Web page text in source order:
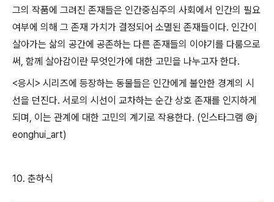
그의 작품에 그려진 존재들은 인간중심주의 사회에서 인간의 필요
여부에 의해 그 존재 가치가 결정되어 소멸된 존재들이다. 인간이
살아가는 삶의 공간에 공존하는 다른 존재들의 이야기를 다룸으로
써, 함께 살아감이란 무엇인가에 대한 고민을 나누고자 한다.
<응시 > 시리즈에 등장하는 동물들은 인간에게 불안한 경계의 시
선을 던진다. 서로의 시선이 교차하는 순간 상호 존재를 인지하게
되며, 이는 관계에 대한 고민의 계기로 작용한다. (인스타그램 @j
eonghui_art)
10. 춘하식